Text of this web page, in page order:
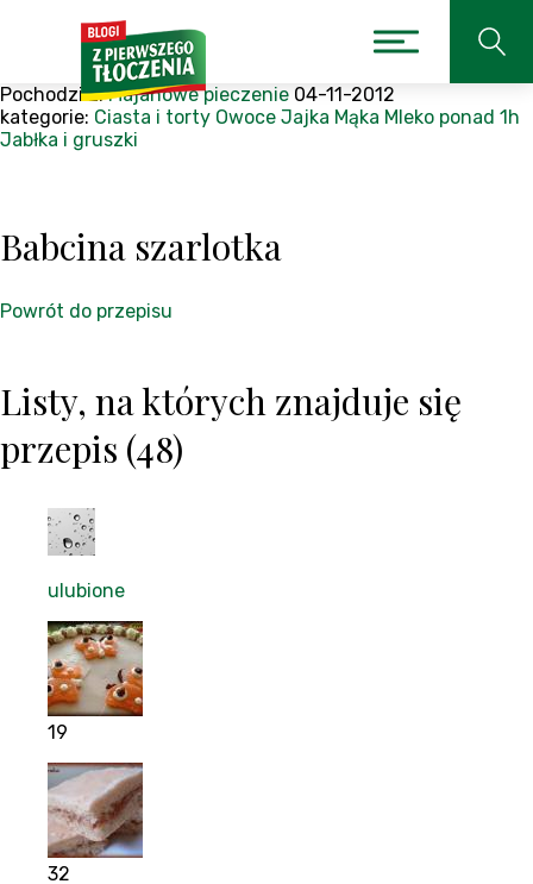
Pochodzi z:Majanowe pieczenie 04-11-2012
kategorie: Ciasta i torty Owoce Jajka Mąka Mleko ponad 1h
Jabłka i gruszki
Babcina szarlotka
Powrót do przepisu
Listy, na których znajduje się
przepis (48)
ulubione
19
32